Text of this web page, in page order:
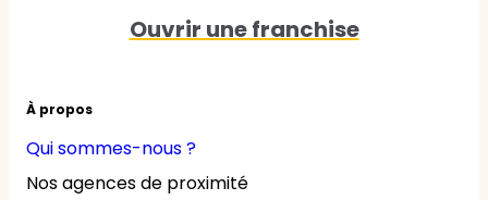
À propos
Qui sommes-nous ?
Nos agences de proximité
Ouvrir une franchise